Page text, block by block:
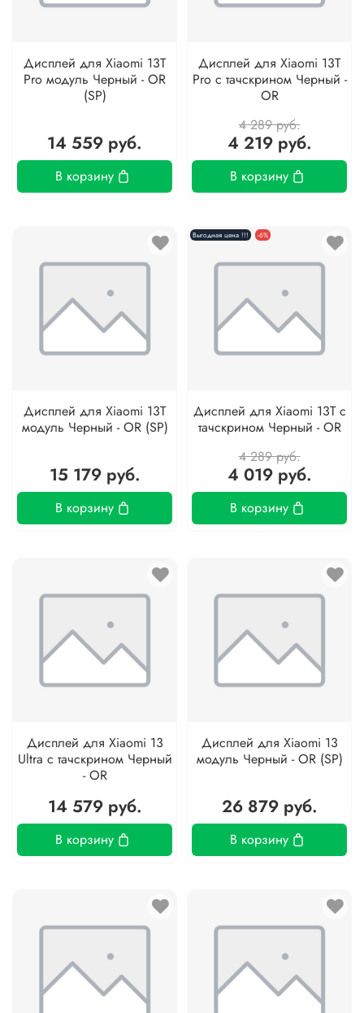
Дисплей для Xiaomi 13T
Pro модуль Черный - OR
(SP)
14 559 руб.
В корзину
Дисплей для Xiaomi 13T
Pro с тачскрином Черный -
OR
4 289 руб.
4 219 руб.
В корзину
Дисплей для Xiaomi 13T
модуль Черный - OR (SP)
15 179 руб.
В корзину
Выгодная цена !!! -6%
Дисплей для Xiaomi 13T с
тачскрином Черный - OR
4 289 руб.
4 019 руб.
В корзину
Дисплей для Xiaomi 13
Ultra с тачскрином Черный
- OR
14 579 руб.
В корзину
Дисплей для Xiaomi 13
модуль Черный - OR (SP)
26 879 руб.
В корзину